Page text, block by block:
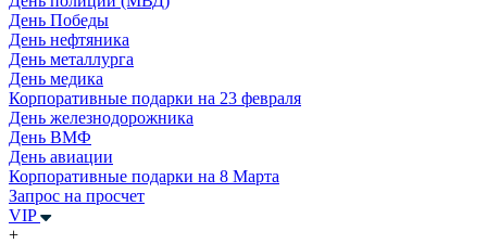
День Победы
День нефтяника
День металлурга
День медика
Корпоративные подарки на 23 февраля
День железнодорожника
День ВМФ
День авиации
Корпоративные подарки на 8 Марта
Запрос на просчет
VIP
+